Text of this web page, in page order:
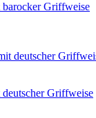
Griffweise
Griffweise